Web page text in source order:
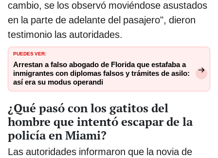
cambio, se los observó moviéndose asustados
en la parte de adelante del pasajero", dieron
testimonio las autoridades.
PUEDES VER:
Arrestan a falso abogado de Florida que estafaba a
inmigrantes con diplomas falsos y trámites de asilo:
así era su modus operandi
¿Qué pasó con los gatitos del
hombre que intentó escapar de la
policía en Miami?
Las autoridades informaron que la novia de